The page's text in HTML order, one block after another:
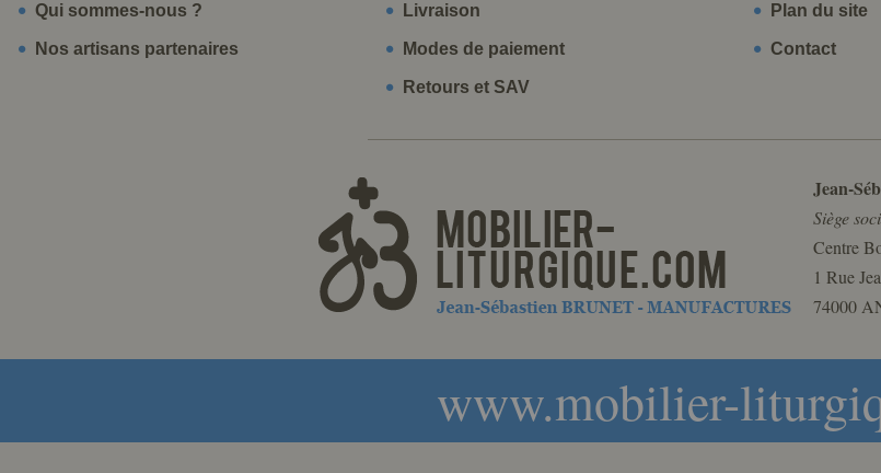
Qui sommes-nous ?
Nos artisans partenaires
Livraison
Modes de paiement
Retours et SAV
Plan du site
Contact
Jean-
Siège
Centre
1 Rue
74000
www.mobilier-